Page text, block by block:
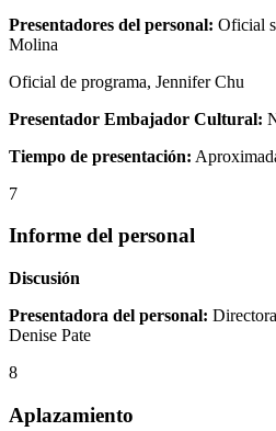
Presentadores del personal: Oficial
Molina
Oficial de programa, Jennifer Chu
Presentador Embajador Cultural:
Tiempo de presentación:
7
Informe del personal
Discusión
Presentadora del personal:
Denise Pate
8
Aplazamiento